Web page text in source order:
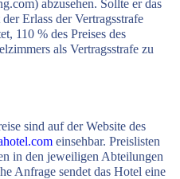
abzusehen. Sollte er das
Erlass der Vertragsstrafe
110 % des Preises des
als Vertragsstrafe zu
sind auf der Website des
einsehbar. Preislisten
in den jeweiligen Abteilungen
Anfrage sendet das Hotel eine